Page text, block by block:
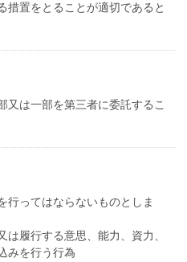
措置をとることが適切であると
又は一部を第三者に委託するこ
行ってはならないものとしま
は履行する意思、能力、資力、
みを行う行為